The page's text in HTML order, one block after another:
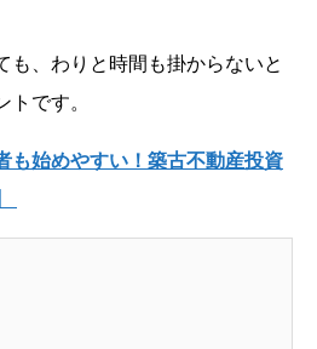
も、わりと時間も掛からないと
です。
も始めやすい！築古不動産投資